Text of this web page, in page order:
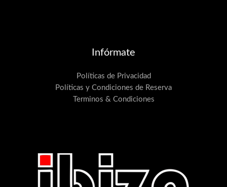
Infórmate
Políticas de Privacidad
Políticas y Condiciones de Reserva
Terminos & Condiciones